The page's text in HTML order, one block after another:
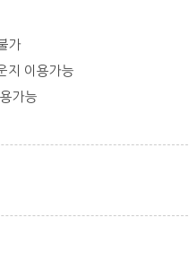
가
지 이용가능
가능